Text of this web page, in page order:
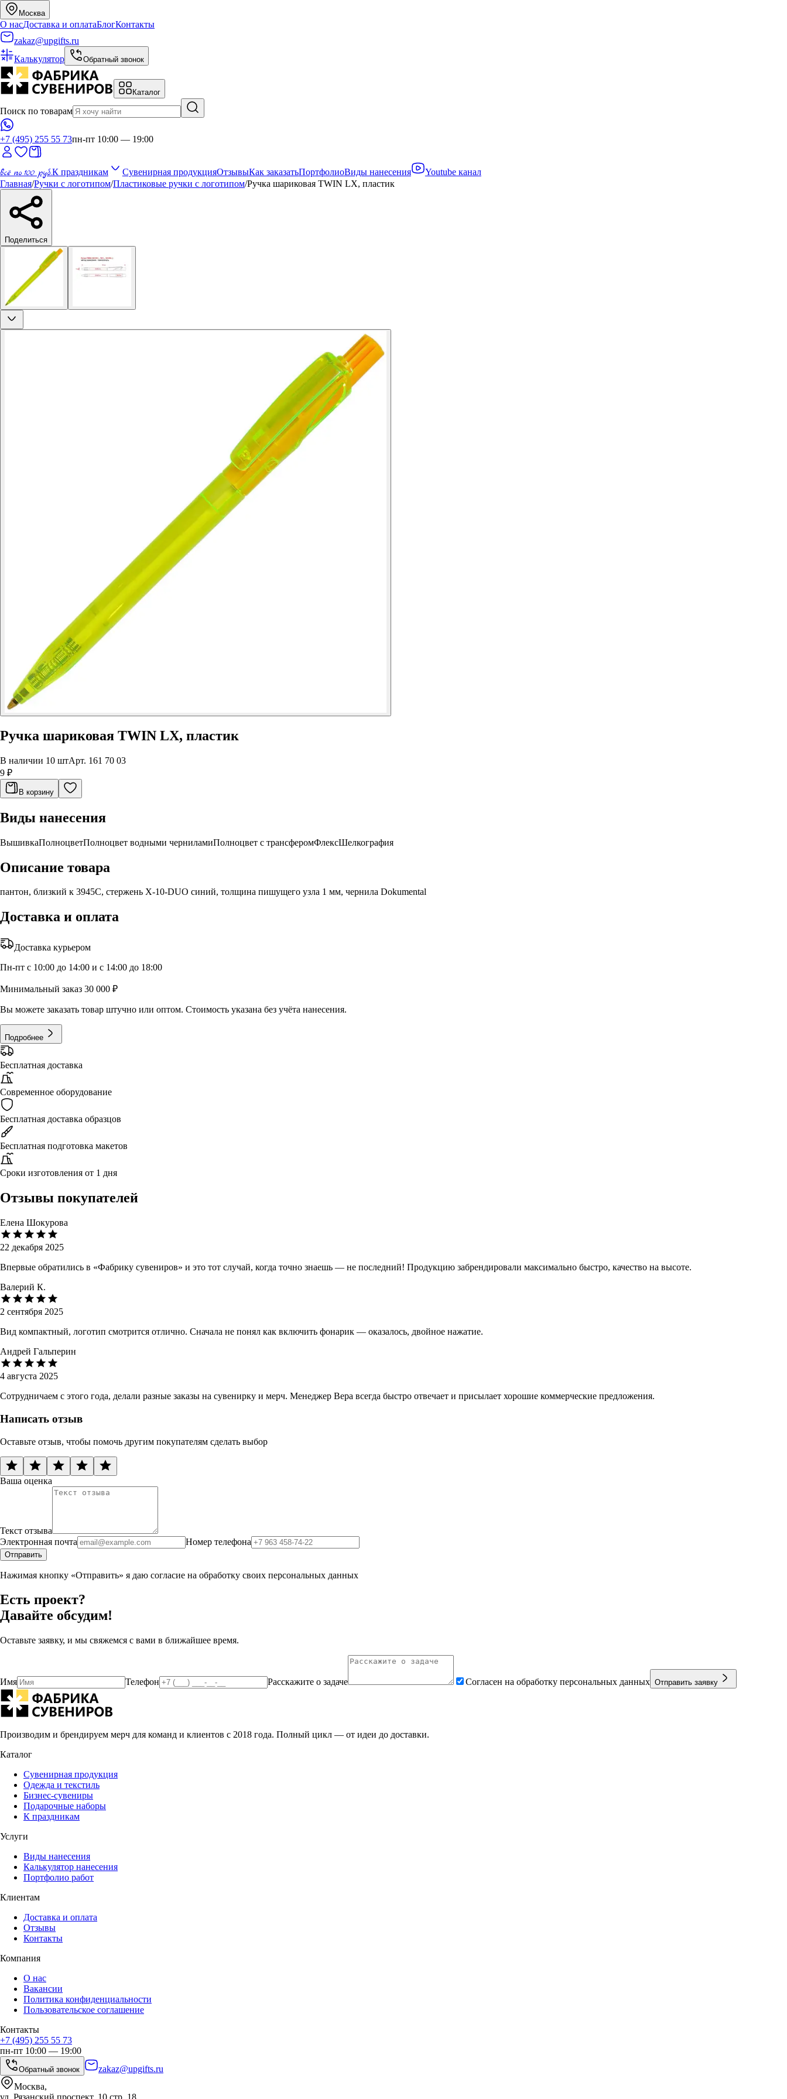
Москва
О насДоставка и оплатаБлогКонтакты
zakaz@upgifts.ru
Калькулятор
Обратный звонок
Каталог
Поиск по товарам
+7 (495) 255 55 73пн-пт 10:00 — 19:00
всё по 100 руб.К праздникам Сувенирная продукцияОтзывыКак заказатьПортфолиоВиды нанесения
Youtube канал
Главная/Ручки с логотипом/Пластиковые ручки с логотипом/Ручка шариковая TWIN LX, пластик
Поделиться
Ручка шариковая TWIN LX, пластик
В наличии 10 штАрт. 161 70 03
9 ₽
В корзину
Виды нанесения
ВышивкаПолноцветПолноцвет водными черниламиПолноцвет с трансферомФлексШелкография
Описание товара
пантон, близкий к 3945С, стержень X-10-DUO синий, толщина пишущего узла 1 мм, чернила Dokumental
Доставка и оплата
Доставка курьером
Пн-пт с 10:00 до 14:00 и с 14:00 до 18:00
Минимальный заказ 30 000 ₽
Вы можете заказать товар штучно или оптом. Стоимость указана без учёта нанесения.
Подробнее
Бесплатная доставка
Современное оборудование
Бесплатная доставка образцов
Бесплатная подготовка макетов
Сроки изготовления от 1 дня
Отзывы покупателей
Елена Шокурова
22 декабря 2025
Впервые обратились в «Фабрику сувениров» и это тот случай, когда точно знаешь — не последний! Продукцию забрендировали максимально быстро, качество на высоте.
Валерий К.
2 сентября 2025
Вид компактный, логотип смотрится отлично. Сначала не понял как включить фонарик — оказалось, двойное нажатие.
Андрей Гальперин
4 августа 2025
Сотрудничаем с этого года, делали разные заказы на сувенирку и мерч. Менеджер Вера всегда быстро отвечает и присылает хорошие коммерческие предложения.
Написать отзыв
Оставьте отзыв, чтобы помочь другим покупателям сделать выбор
Ваша оценка
Текст отзыва
Электронная почта
Номер телефона
Отправить
Нажимая кнопку «Отправить» я даю согласие на обработку своих персональных данных
Есть проект?
Давайте обсудим!
Оставьте заявку, и мы свяжемся с вами в ближайшее время.
Имя Телефон Расскажите о задаче Согласен на обработку персональных данных Отправить заявку
Производим и брендируем мерч для команд и клиентов с 2018 года. Полный цикл — от идеи до доставки.
Каталог
Сувенирная продукция
Одежда и текстиль
Бизнес-сувениры
Подарочные наборы
К праздникам
Услуги
Виды нанесения
Калькулятор нанесения
Портфолио работ
Клиентам
Доставка и оплата
Отзывы
Контакты
Компания
О нас
Вакансии
Политика конфиденциальности
Пользовательское соглашение
Контакты
+7 (495) 255 55 73
пн-пт 10:00 — 19:00
Обратный звонок
zakaz@upgifts.ru
Москва,